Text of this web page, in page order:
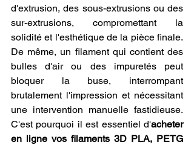
d'extrusion, des sous-extrusions ou des
sur-extrusions, compromettant la
solidité et l'esthétique de la pièce finale.
De même, un filament qui contient des
bulles d'air ou des impuretés peut
bloquer la buse, interrompant
brutalement l'impression et nécessitant
une intervention manuelle fastidieuse.
C'est pourquoi il est essentiel d'acheter
en ligne vos filaments 3D PLA, PETG